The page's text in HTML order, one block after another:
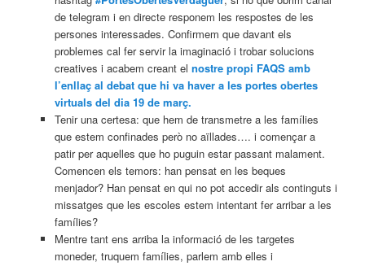
de telegram i en directe responem les respostes de les
persones interessades. Confirmem que davant els
problemes cal fer servir la imaginació i trobar solucions
creatives i acabem creant el nostre propi FAQS amb
l’enllaç al debat que hi va haver a les portes obertes
virtuals del dia 19 de març.
Tenir una certesa: que hem de transmetre a les famílies
que estem confinades però no aïllades…. i començar a
patir per aquelles que ho puguin estar passant malament.
Comencen els temors: han pensat en les beques
menjador? Han pensat en qui no pot accedir als continguts i
missatges que les escoles estem intentant fer arribar a les
famílies?
Mentre tant ens arriba la informació de les targetes
moneder, truquem famílies, parlem amb elles i